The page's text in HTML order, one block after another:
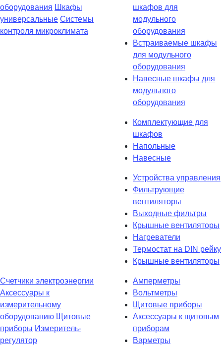
оборудования Шкафы
универсальные Системы
контроля микроклимата
шкафов для
модульного
оборудования
Встраиваемые шкафы
для модульного
оборудования
Навесные шкафы для
модульного
оборудования
Комплектующие для
шкафов
Напольные
Навесные
Устройства управления
Фильтрующие
вентиляторы
Выходные фильтры
Крышные вентиляторы
Нагреватели
Термостат на DIN рейку
Крышные вентиляторы
Счетчики электроэнергии
Аксессуары к
измерительному
оборудованию Щитовые
приборы Измеритель-
регулятор
Амперметры
Вольтметры
Щитовые приборы
Аксессуары к щитовым
приборам
Варметры